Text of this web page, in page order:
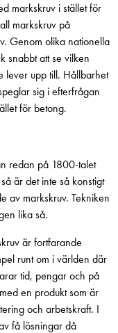
markskruv i stället för
markskruv på
Genom olika nationella
snabbt att se vilken
lever upp till. Hållbarhet
sig i efterfrågan
för betong.
redan på 1800-talet
är det inte så konstigt
av markskruv. Tekniken
lika så.
är fortfarande
runt om i världen där
tid, pengar och på
en produkt som är
och arbetskraft. I
få lösningar då